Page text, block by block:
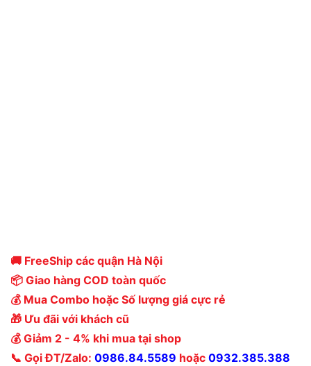
🚚 FreeShip các quận Hà Nội
📦 Giao hàng COD toàn quốc
💰 Mua Combo hoặc Số lượng giá cực rẻ
🎁 Ưu đãi với khách cũ
💰 Giảm 2 - 4% khi mua tại shop
📞 Gọi ĐT/Zalo: 0986.84.5589 hoặc 0932.385.388